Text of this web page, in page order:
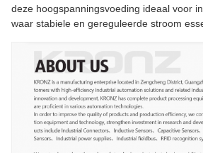
deze hoogspanningsvoeding ideaal voor
waar stabiele en gereguleerde stroom